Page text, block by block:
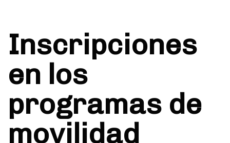
Inscripciones
en los
programas de
movilidad